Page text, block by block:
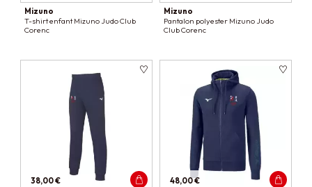
Mizuno
T-shirt enfant Mizuno Judo Club
Corenc
Mizuno
Pantalon polyester Mizuno Judo
Club Corenc
38,00 €
48,00 €